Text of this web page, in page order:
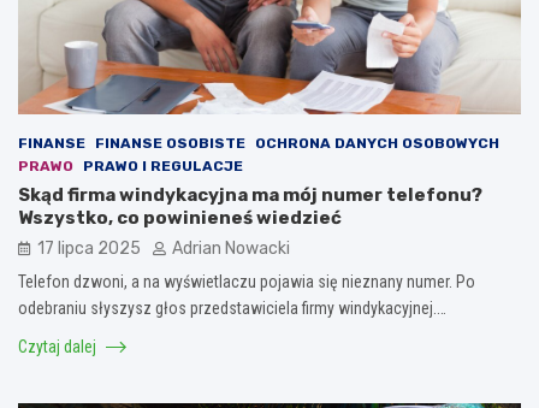
FINANSE FINANSE OSOBISTE
OCHRONA DANYCH OSOBOWYCH
PRAWO
PRAWO I REGULACJE
Skąd firma windykacyjna ma mój numer telefonu?
Wszystko, co powinieneś wiedzieć
17 lipca 2025 Adrian Nowacki
Telefon dzwoni, a na wyświetlaczu pojawia się nieznany numer. Po
odebraniu słyszysz głos przedstawiciela firmy windykacyjnej.…
Czytaj dalej